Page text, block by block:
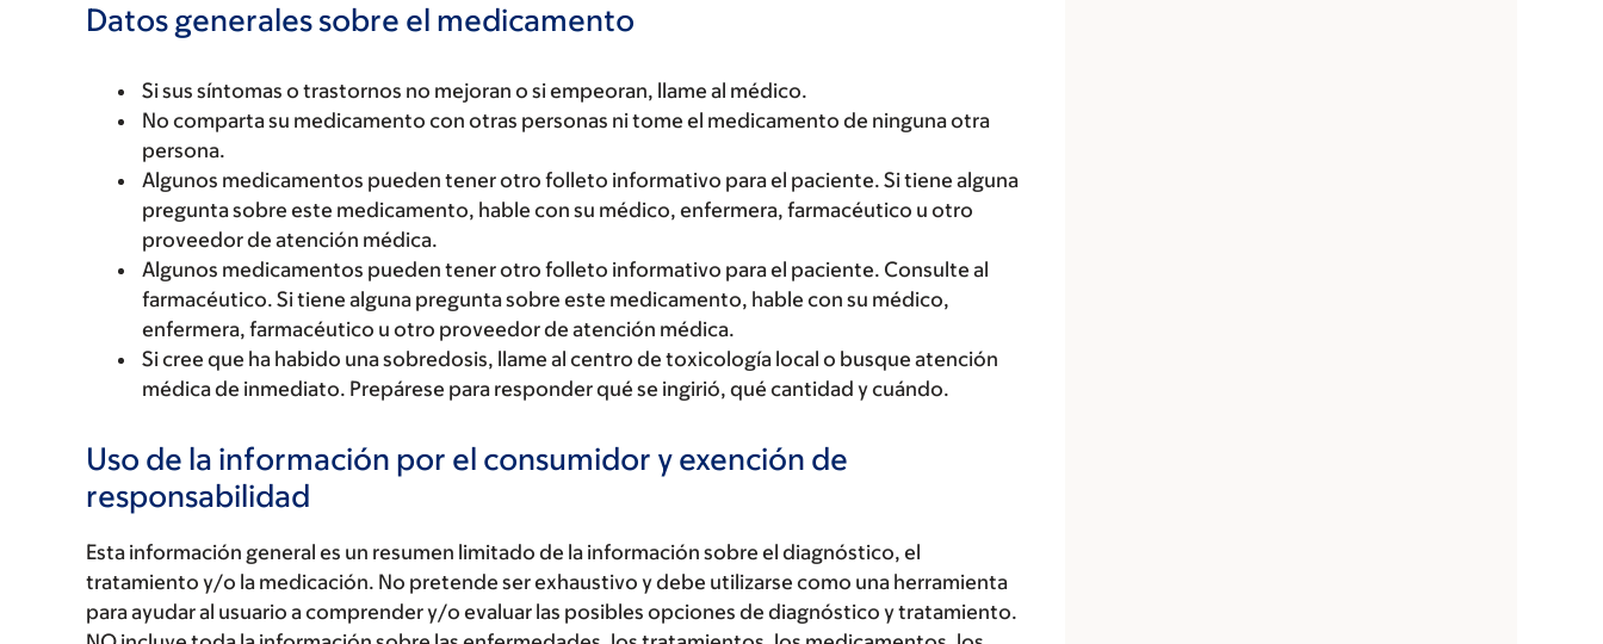
Datos generales sobre el medicamento
Si sus síntomas o trastornos no mejoran o si empeoran, llame al médico.
No comparta su medicamento con otras personas ni tome el medicamento de ninguna otra
persona.
Algunos medicamentos pueden tener otro folleto informativo para el paciente. Si tiene alguna
pregunta sobre este medicamento, hable con su médico, enfermera, farmacéutico u otro
proveedor de atención médica.
Algunos medicamentos pueden tener otro folleto informativo para el paciente. Consulte al
farmacéutico. Si tiene alguna pregunta sobre este medicamento, hable con su médico,
enfermera, farmacéutico u otro proveedor de atención médica.
Si cree que ha habido una sobredosis, llame al centro de toxicología local o busque atención
médica de inmediato. Prepárese para responder qué se ingirió, qué cantidad y cuándo.
Uso de la información por el consumidor y exención de
responsabilidad
Esta información general es un resumen limitado de la información sobre el diagnóstico, el
tratamiento y/o la medicación. No pretende ser exhaustivo y debe utilizarse como una herramienta
para ayudar al usuario a comprender y/o evaluar las posibles opciones de diagnóstico y tratamiento.